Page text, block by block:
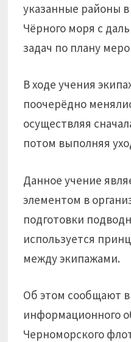
указанные районы
Чёрного моря с
задач по плану
В ходе учения
поочерёдно
осуществляя
потом выполняя
Данное учение
элементом в
подготовки
используется
между экипажами.
Об этом сообщают в
информационного
Черноморского